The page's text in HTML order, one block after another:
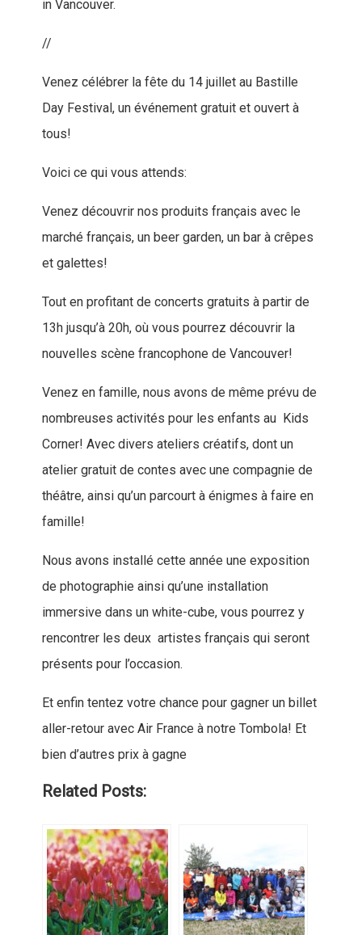
in Vancouver.
//
Venez célébrer la fête du 14 juillet au Bastille
Day Festival, un événement gratuit et ouvert à
tous!
Voici ce qui vous attends:
Venez découvrir nos produits français avec le
marché français, un beer garden, un bar à crêpes
et galettes!
Tout en profitant de concerts gratuits à partir de
13h jusqu’à 20h, où vous pourrez découvrir la
nouvelles scène francophone de Vancouver!
Venez en famille, nous avons de même prévu de
nombreuses activités pour les enfants au Kids
Corner! Avec divers ateliers créatifs, dont un
atelier gratuit de contes avec une compagnie de
théâtre, ainsi qu’un parcourt à énigmes à faire en
famille!
Nous avons installé cette année une exposition
de photographie ainsi qu’une installation
immersive dans un white-cube, vous pourrez y
rencontrer les deux artistes français qui seront
présents pour l’occasion.
Et enfin tentez votre chance pour gagner un billet
aller-retour avec Air France à notre Tombola! Et
bien d’autres prix à gagne
Related Posts: